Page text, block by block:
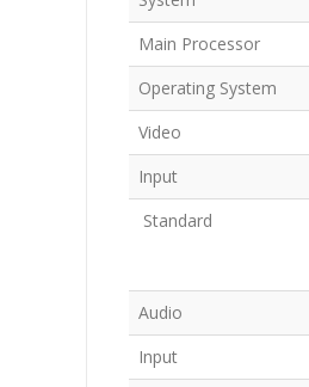
Main Processor
Operating System
Video
Input
Standard
Audio
Input